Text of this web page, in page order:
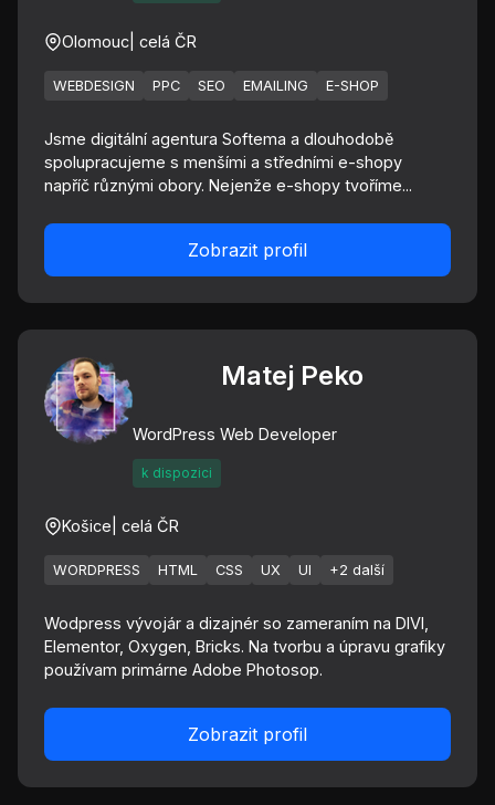
Olomouc | celá ČR
WEBDESIGN PPC SEO EMAILING E-SHOP
Jsme digitální agentura Softema a dlouhodobě
spolupracujeme s menšími a středními e-shopy
napříč různými obory. Nejenže e-shopy tvoříme...
Zobrazit profil
Matej Peko
WordPress Web Developer
k dispozici
Košice | celá ČR
WORDPRESS HTML CSS UX UI +2 další
Wodpress vývojár a dizajnér so zameraním na DIVI,
Elementor, Oxygen, Bricks. Na tvorbu a úpravu grafiky
používam primárne Adobe Photosop.
Zobrazit profil